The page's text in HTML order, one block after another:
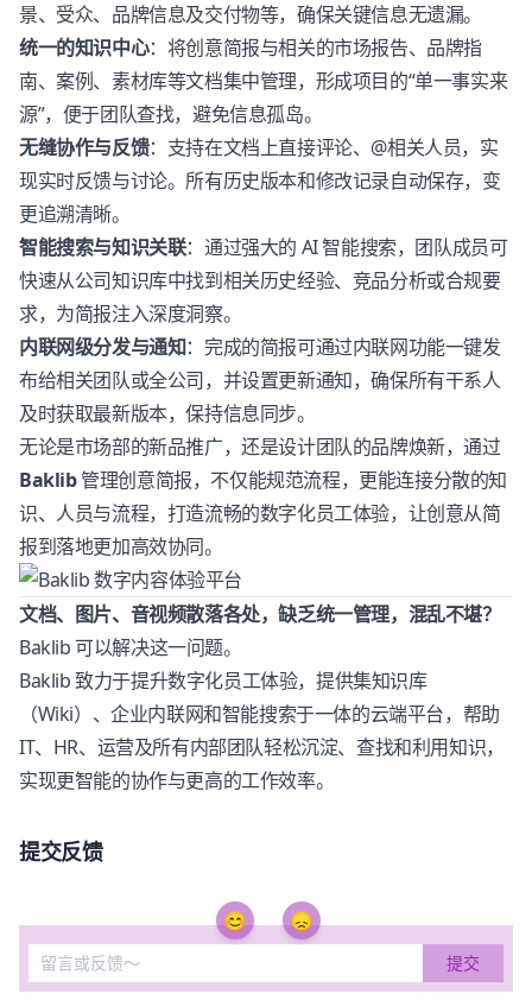
景、受众、品牌信息及交付物等，确保关键信息无遗漏。
统一的知识中心：将创意简报与相关的市场报告、品牌指
南、案例、素材库等文档集中管理，形成项目的“单一事实来
源”，便于团队查找，避免信息孤岛。
无缝协作与反馈：支持在文档上直接评论、@相关人员，实
现实时反馈与讨论。所有历史版本和修改记录自动保存，变
更追溯清晰。
智能搜索与知识关联：通过强大的 AI 智能搜索，团队成员可
快速从公司知识库中找到相关历史经验、竞品分析或合规要
求，为简报注入深度洞察。
内联网级分发与通知：完成的简报可通过内联网功能一键发
布给相关团队或全公司，并设置更新通知，确保所有干系人
及时获取最新版本，保持信息同步。
无论是市场部的新品推广，还是设计团队的品牌焕新，通过
Baklib管理创意简报，不仅能规范流程，更能连接分散的知
识、人员与流程，打造流畅的数字化员工体验，让创意从简
报到落地更加高效协同。
文档、图片、音视频散落各处，缺乏统一管理，混乱不堪？
Baklib 可以解决这一问题。
Baklib 致力于提升数字化员工体验，提供集知识库
（Wiki）、企业内联网和智能搜索于一体的云端平台，帮助
IT、HR、运营及所有内部团队轻松沉淀、查找和利用知识，
实现更智能的协作与更高的工作效率。
提交反馈
😊 😞